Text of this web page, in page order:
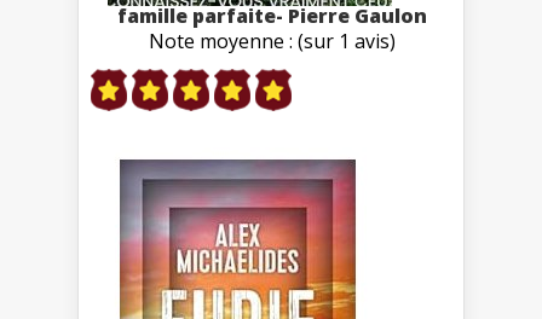
famille parfaite- Pierre Gaulon
Note moyenne : (sur 1 avis)